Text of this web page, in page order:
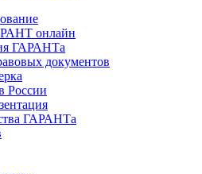
онлайн
ГАРАНТа
документов
России
ГАРАНТа